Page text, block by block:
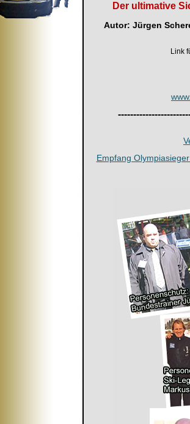
Der ultimative
Autor: Jürgen
Empfang